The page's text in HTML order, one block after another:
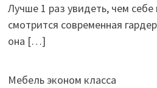
Лучше 1 раз увидеть, чем себе
смотрится современная
она […]
Мебель эконом класса